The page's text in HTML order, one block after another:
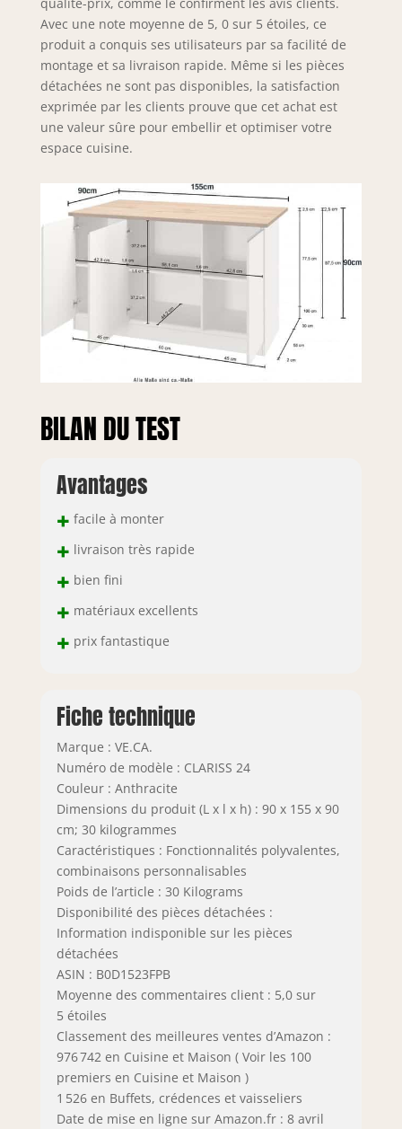
votre décor et d'apporter une touche
de classe et de fonctionnalité à votre
cuisine.
Avec une note moyenne de 5, 0 sur 5 étoiles, ce
produit a conquis ses utilisateurs par sa facilité de
montage et sa livraison rapide. Même si les pièces
détachées ne sont pas disponibles, la satisfaction
exprimée par les clients prouve que cet achat est
une valeur sûre pour embellir et optimiser votre
espace cuisine.
BILAN DU TEST
Avantages
+ facile à monter
+ livraison très rapide
+ bien fini
+ matériaux excellents
+ prix fantastique
Fiche technique
Marque : VE.CA.
Numéro de modèle : CLARISS 24
Couleur : Anthracite
Dimensions du produit (L x l x h) : 90 x 155 x 90
cm; 30 kilogrammes
Caractéristiques : Fonctionnalités polyvalentes,
combinaisons personnalisables
Poids de l’article : 30 Kilograms
Disponibilité des pièces détachées :
Information indisponible sur les pièces
détachées
ASIN : B0D1523FPB
Moyenne des commentaires client : 5,0 sur
5 étoiles
Classement des meilleures ventes d’Amazon :
976 742 en Cuisine et Maison ( Voir les 100
premiers en Cuisine et Maison )
1 526 en Buffets, crédences et vaisseliers
Date de mise en ligne sur Amazon.fr : 8 avril